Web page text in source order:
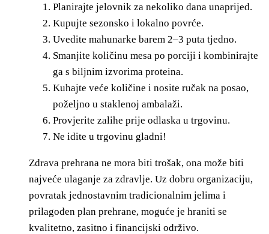
Planirajte jelovnik za nekoliko dana unaprijed.
Kupujte sezonsko i lokalno povrće.
Uvedite mahunarke barem 2–3 puta tjedno.
Smanjite količinu mesa po porciji i kombinirajte
ga s biljnim izvorima proteina.
Kuhajte veće količine i nosite ručak na posao,
poželjno u staklenoj ambalaži.
Provjerite zalihe prije odlaska u trgovinu.
Ne idite u trgovinu gladni!
Zdrava prehrana ne mora biti trošak, ona može biti
najveće ulaganje za zdravlje. Uz dobru organizaciju,
povratak jednostavnim tradicionalnim jelima i
prilagođen plan prehrane, moguće je hraniti se
kvalitetno, zasitno i financijski održivo.